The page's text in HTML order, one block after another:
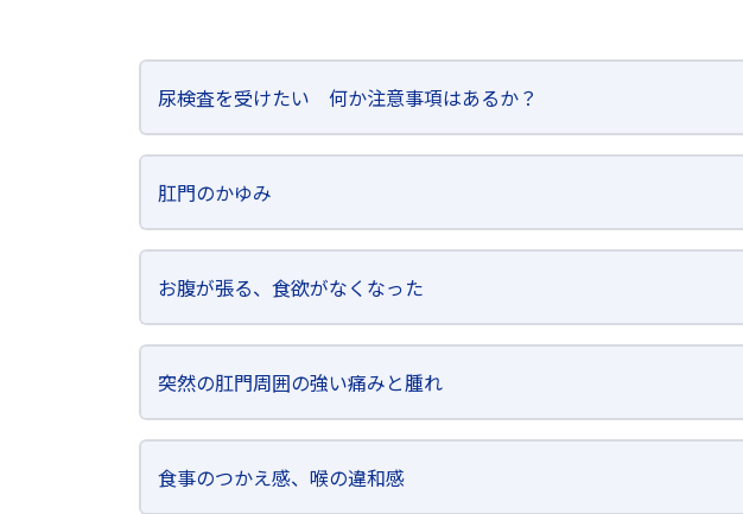
尿検査を受けたい 何か注意事項はあるか？
肛門のかゆみ
お腹が張る、食欲がなくなった
突然の肛門周囲の強い痛みと腫れ
食事のつかえ感、喉の違和感